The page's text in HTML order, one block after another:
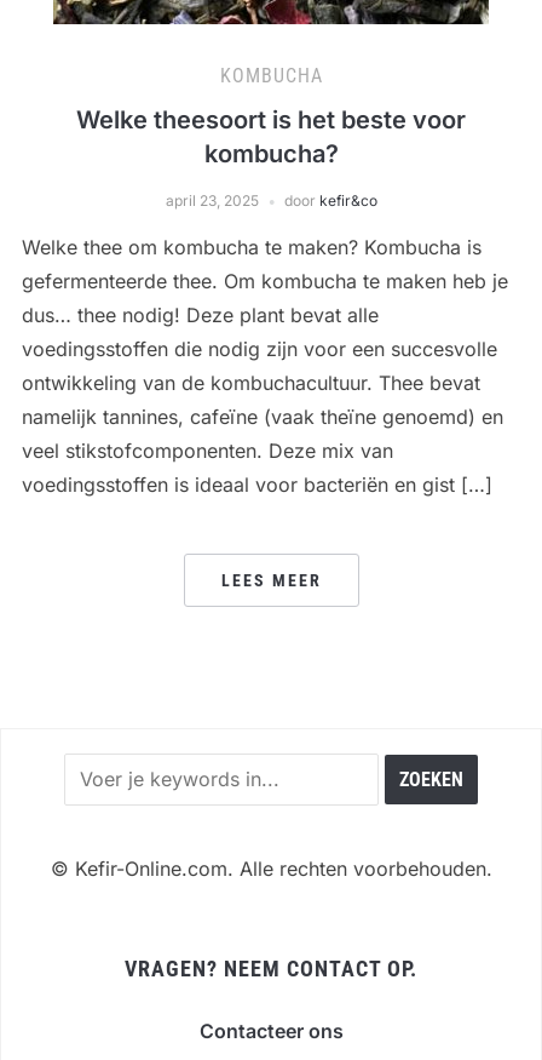
KOMBUCHA
Welke theesoort is het beste voor
kombucha?
april 23, 2025 door kefir&co
Welke thee om kombucha te maken? Kombucha is
gefermenteerde thee. Om kombucha te maken heb je
dus… thee nodig! Deze plant bevat alle
voedingsstoffen die nodig zijn voor een succesvolle
ontwikkeling van de kombuchacultuur. Thee bevat
namelijk tannines, cafeïne (vaak theïne genoemd) en
veel stikstofcomponenten. Deze mix van
voedingsstoffen is ideaal voor bacteriën en gist […]
LEES MEER
© Kefir-Online.com. Alle rechten voorbehouden.
VRAGEN? NEEM CONTACT OP.
Contacteer ons